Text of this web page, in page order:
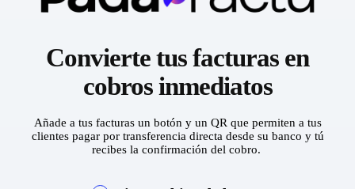
Convierte tus facturas en
cobros inmediatos
Añade a tus facturas un botón y un QR que permiten a tus
clientes pagar por transferencia directa desde su banco y tú
recibes la confirmación del cobro.